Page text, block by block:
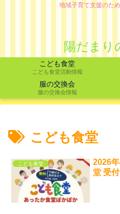
地域子育て支援のた
陽だまり
こども食堂
こども食堂活動情報
服の交換会
服の交換会情報
こども食堂
こども食堂
2026
堂 受